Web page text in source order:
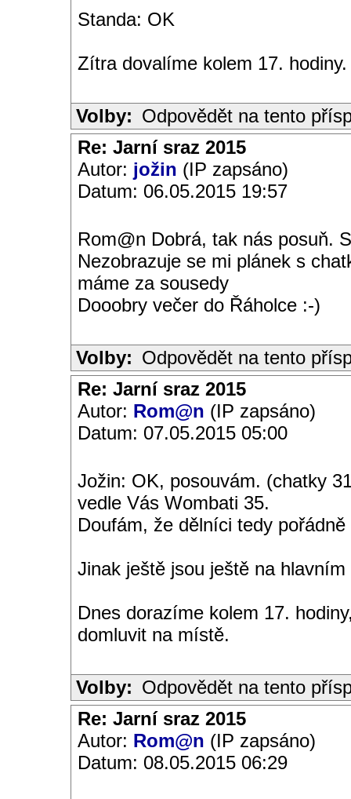
Standa: OK
Zítra dovalíme kolem 17. hodiny.
Volby: Odpovědět na tento
Re: Jarní sraz 2015
Autor: jožin (IP zapsáno)
Datum: 06.05.2015 19:57
Rom@n Dobrá, tak nás posuň.
Nezobrazuje se mi plánek s
máme za sousedy
Dooobry večer do Řáholce :-)
Volby: Odpovědět na tento
Re: Jarní sraz 2015
Autor: Rom@n (IP zapsáno)
Datum: 07.05.2015 05:00
Jožin: OK, posouvám. (chatky
vedle Vás Wombati 35.
Doufám, že dělníci tedy
Jinak ještě jsou ještě na
Dnes dorazíme kolem 17.
domluvit na místě.
Volby: Odpovědět na tento
Re: Jarní sraz 2015
Autor: Rom@n (IP zapsáno)
Datum: 08.05.2015 06:29